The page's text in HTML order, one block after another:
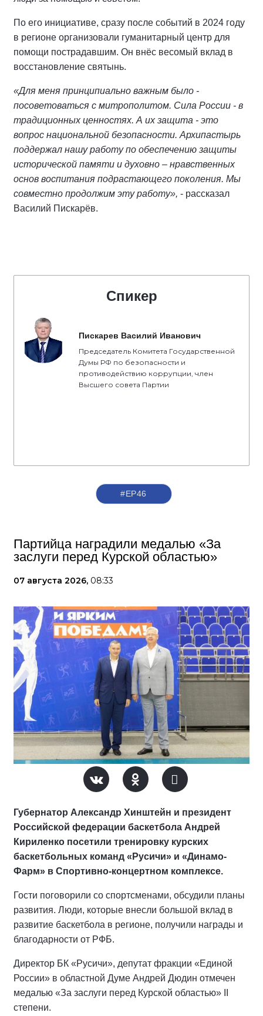
По его инициативе, сразу после событий в 2024 году
в регионе организовали гуманитарный центр для
помощи пострадавшим. Он внёс весомый вклад в
восстановление святынь.
«Для меня принципиально важным было -
посоветоваться с митрополитом. Сила России - в
традиционных ценностях. А их защита - это
вопрос национальной безопасности. Архипастырь
поддержал нашу работу по обеспечению защиты
исторической памяти и духовно – нравственных
основ воспитания подрастающего поколения. Мы
совместно продолжим эту работу», - рассказал
Василий Пискарёв.
Спикер
Пискарев Василий Иванович
Председатель Комитета Государственной
Думы РФ по безопасности и
противодействию коррупции, член
Высшего совета Партии
#ЕР46
Партийца наградили медалью «За
заслуги перед Курской областью»
07 августа 2026, 08:33
Губернатор Александр Хинштейн и президент
Российской федерации баскетбола Андрей
Кириленко посетили тренировку курских
баскетбольных команд «Русичи» и «Динамо-
Фарм» в Спортивно-концертном комплексе.
Гости поговорили со спортсменами, обсудили планы
развития. Люди, которые внесли большой вклад в
развитие баскетбола в регионе, получили награды и
благодарности от РФБ.
Директор БК «Русичи», депутат фракции «Единой
России» в областной Думе Андрей Дюдин отмечен
медалью «За заслуги перед Курской областью» II
степени.